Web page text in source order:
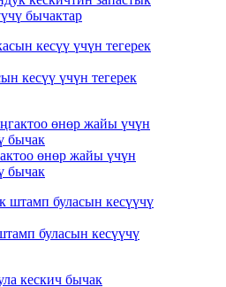
бычактар
кесүү үчүн тегерек
өнөр жайы үчүн
бычак
буласын кесүүчү